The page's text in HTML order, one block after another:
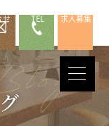
せ TEL 求人募集